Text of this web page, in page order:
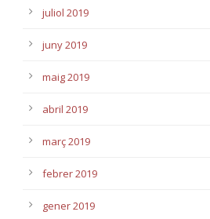
juliol 2019
juny 2019
maig 2019
abril 2019
març 2019
febrer 2019
gener 2019